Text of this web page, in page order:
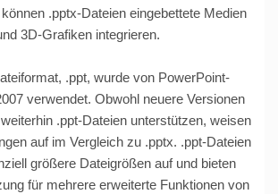
.pptx-Dateien eingebettete Medien
3D-Grafiken integrieren.
.ppt, wurde von PowerPoint-
verwendet. Obwohl neuere Versionen
.ppt-Dateien unterstützen, weisen
auf im Vergleich zu .pptx. .ppt-Dateien
größere Dateigrößen auf und bieten
für mehrere erweiterte Funktionen von